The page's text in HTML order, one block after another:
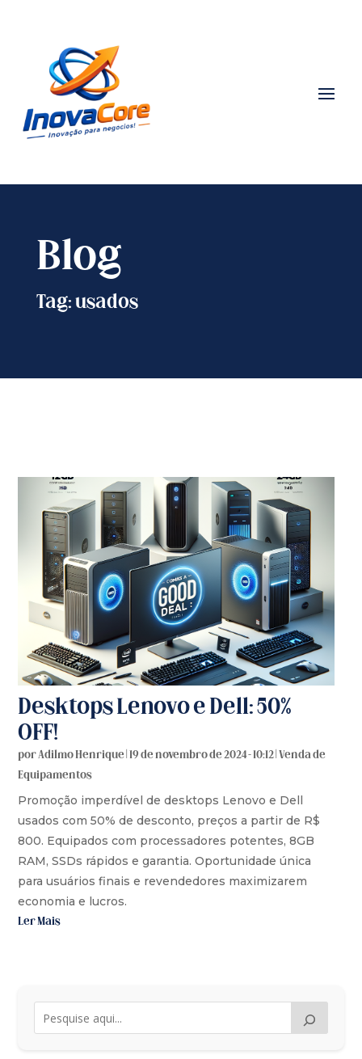
Blog
Tag: usados
Desktops Lenovo e Dell: 50%
OFF!
porAdilmo Henrique| 19 de novembro de 2024 - 10:12| Venda de
Equipamentos
Promoção imperdível de desktops Lenovo e Dell
usados com 50% de desconto, preços a partir de R$
800. Equipados com processadores potentes, 8GB
RAM, SSDs rápidos e garantia. Oportunidade única
para usuários finais e revendedores maximizarem
economia e lucros.
Ler Mais